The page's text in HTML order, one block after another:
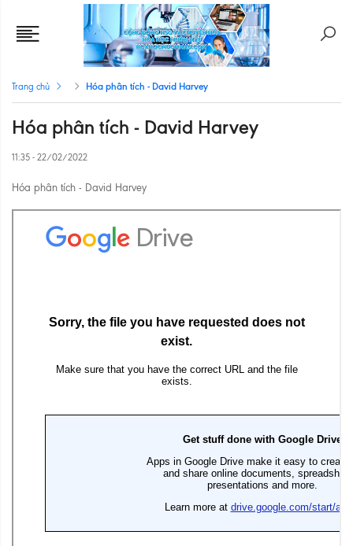
Trang chủ Hóa phân tích - David Harvey
Hóa phân tích - David Harvey
11:35 - 22/02/2022
Hóa phân tích - David Harvey